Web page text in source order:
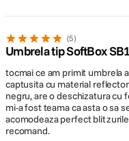
5
Umbrela tip SoftBox
tocmai ce am primit umbrela
captusita cu material
negru, are o deschizatura cu
mi-a fost teama ca asta o sa
acomodeaza perfect
recomand.